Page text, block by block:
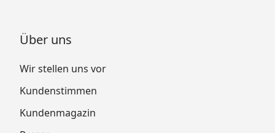
Über uns
Wir stellen uns vor
Kundenstimmen
Kundenmagazin